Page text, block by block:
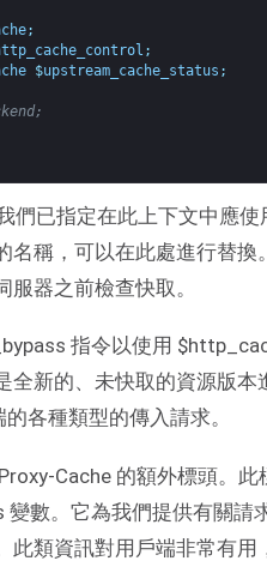
;
;
$upstream_cache_status ;
們已指定在此上下文中應
名稱，可以在此處進行替
器之前檢查快取。
指令以使用
全新的、未快取的資源版
各種類型的傳入請求。
Cache 的額外標頭。此
數。它為我們提供有關請
此類資訊對用戶端非常有